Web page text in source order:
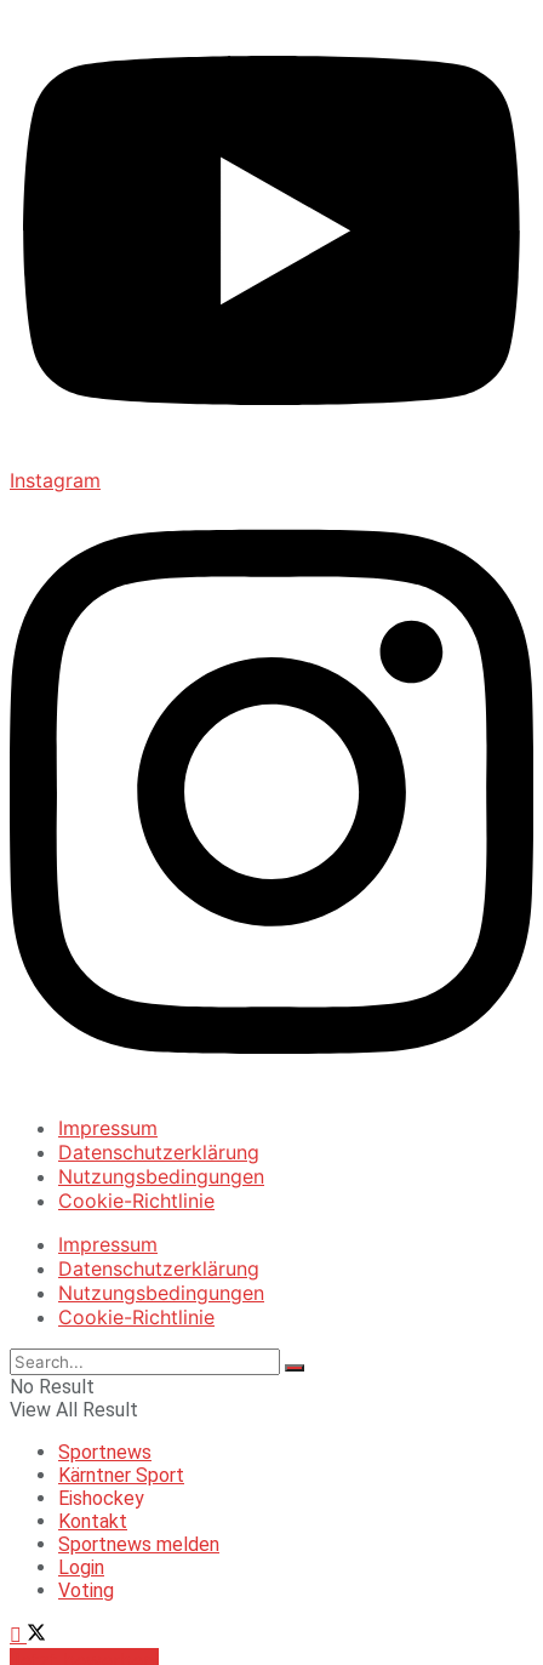
Instagram
Impressum
Datenschutzerklärung
Nutzungsbedingungen
Cookie-Richtlinie
Impressum
Datenschutzerklärung
Nutzungsbedingungen
Cookie-Richtlinie
No Result
View All Result
Sportnews
Kärntner Sport
Eishockey
Kontakt
Sportnews melden
Login
Voting